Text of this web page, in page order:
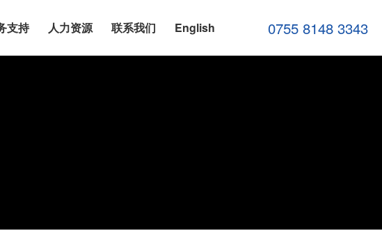
支持 人力资源 联系我们 English 0755 8148 3343